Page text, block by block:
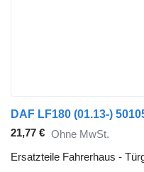
21,77 € Ohne MwSt.
Ersatzteile Fahrerhaus -